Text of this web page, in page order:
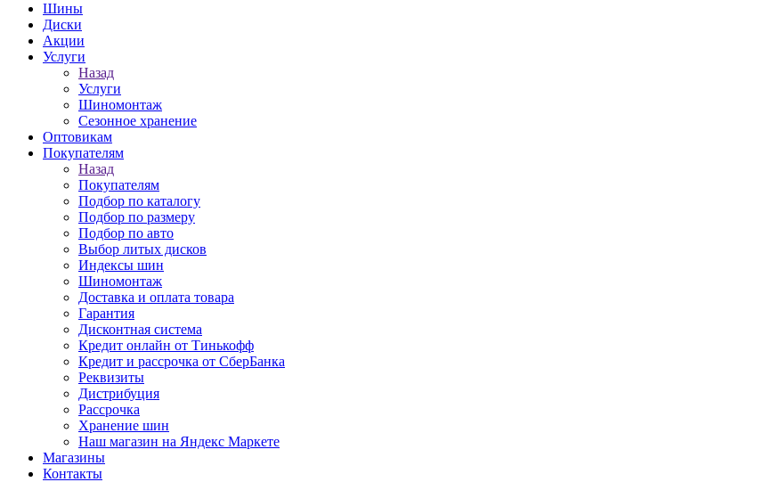
Шины
Диски
Акции
Услуги
Назад
Услуги
Шиномонтаж
Сезонное хранение
Оптовикам
Покупателям
Назад
Покупателям
Подбор по каталогу
Подбор по размеру
Подбор по авто
Выбор литых дисков
Индексы шин
Шиномонтаж
Доставка и оплата товара
Гарантия
Дисконтная система
Кредит онлайн от Тинькофф
Кредит и рассрочка от СберБанка
Реквизиты
Дистрибуция
Рассрочка
Хранение шин
Наш магазин на Яндекс Маркете
Магазины
Контакты